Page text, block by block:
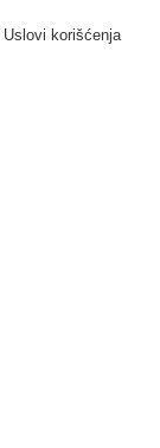
Uslovi korišćenja